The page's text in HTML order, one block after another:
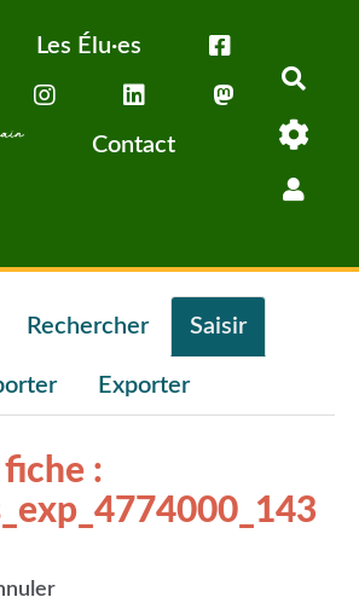
principal
Les Élu·es
Contact
Rechercher Saisir
Exporter
: